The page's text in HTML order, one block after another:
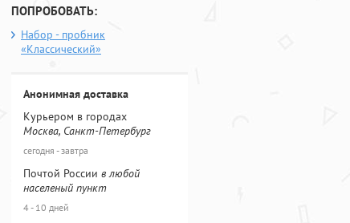
ПОПРОБОВАТЬ:
Набор - пробник
«Классический»
Анонимная доставка
Курьером в городах
Москва, Санкт-Петербург
сегодня - завтра
Почтой России в любой
населеный пункт
4 - 10 дней